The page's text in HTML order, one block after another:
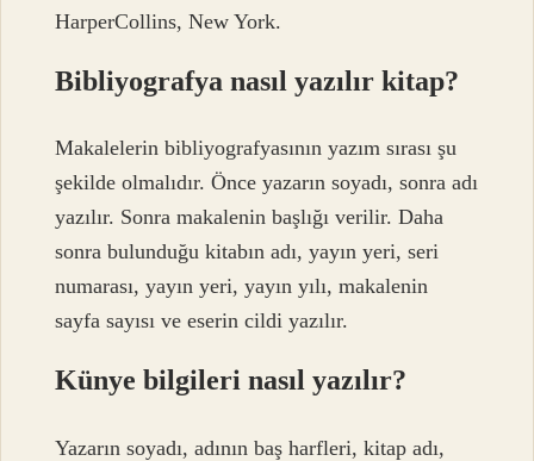
HarperCollins, New York.
Bibliyografya nasıl yazılır kitap?
Makalelerin bibliyografyasının yazım sırası şu
şekilde olmalıdır. Önce yazarın soyadı, sonra adı
yazılır. Sonra makalenin başlığı verilir. Daha
sonra bulunduğu kitabın adı, yayın yeri, seri
numarası, yayın yeri, yayın yılı, makalenin
sayfa sayısı ve eserin cildi yazılır.
Künye bilgileri nasıl yazılır?
Yazarın soyadı, adının baş harfleri, kitap adı,